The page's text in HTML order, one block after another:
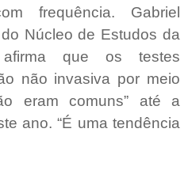
frequência. Gabriel
Núcleo de Estudos da
que os testes
não invasiva por meio
eram comuns” até a
ano. “É uma tendência